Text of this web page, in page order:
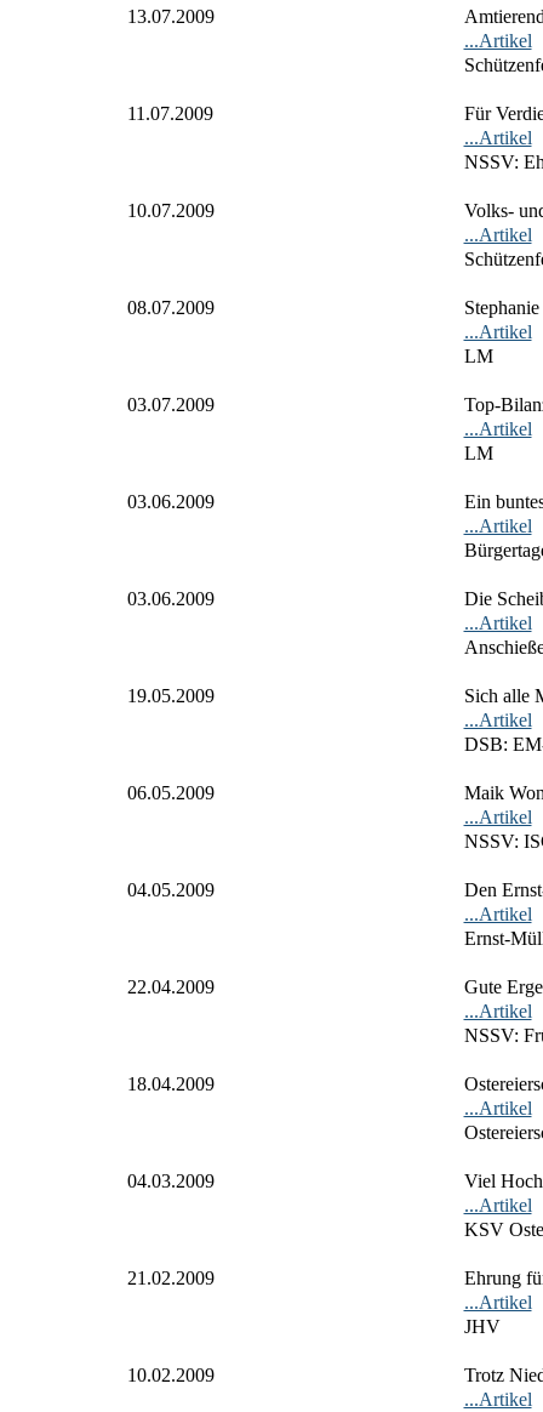
13.07.2009
...Artikel
11.07.2009
Für
...Artikel
NSSV:
10.07.2009
Volks-
...Artikel
08.07.2009
...Artikel
LM
03.07.2009
Top-
...Artikel
LM
03.06.2009
Ein
...Artikel
03.06.2009
Die
...Artikel
19.05.2009
Sich alle
...Artikel
DSB:
06.05.2009
Maik
...Artikel
NSSV:
04.05.2009
Den
...Artikel
Ernst-
22.04.2009
Gute
...Artikel
NSSV:
18.04.2009
...Artikel
04.03.2009
Viel
...Artikel
KSV
21.02.2009
Ehrung
...Artikel
JHV
10.02.2009
Trotz
...Artikel